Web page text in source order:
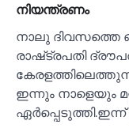
നിയന്ത്രണം
നാലു ദിവസത്തെ
രാഷ്‌ട്രപതി
ഇന്നും നാളെയും